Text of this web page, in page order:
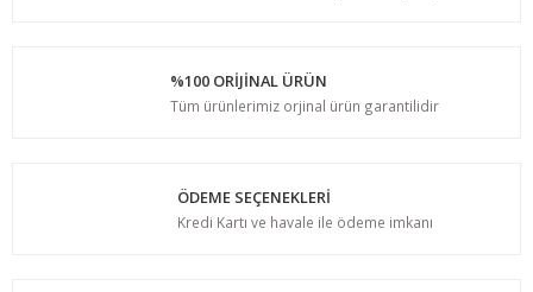
%100 ORİJİNAL ÜRÜN
Tüm ürünlerimiz orjinal ürün garantilidir
ÖDEME SEÇENEKLERİ
Kredi Kartı ve havale ile ödeme imkanı